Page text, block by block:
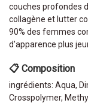
couches profondes
collagène et lutter
90% des femmes
d'apparence plus
📋 Composition
ingrédients: Aqua,
Crosspolymer,